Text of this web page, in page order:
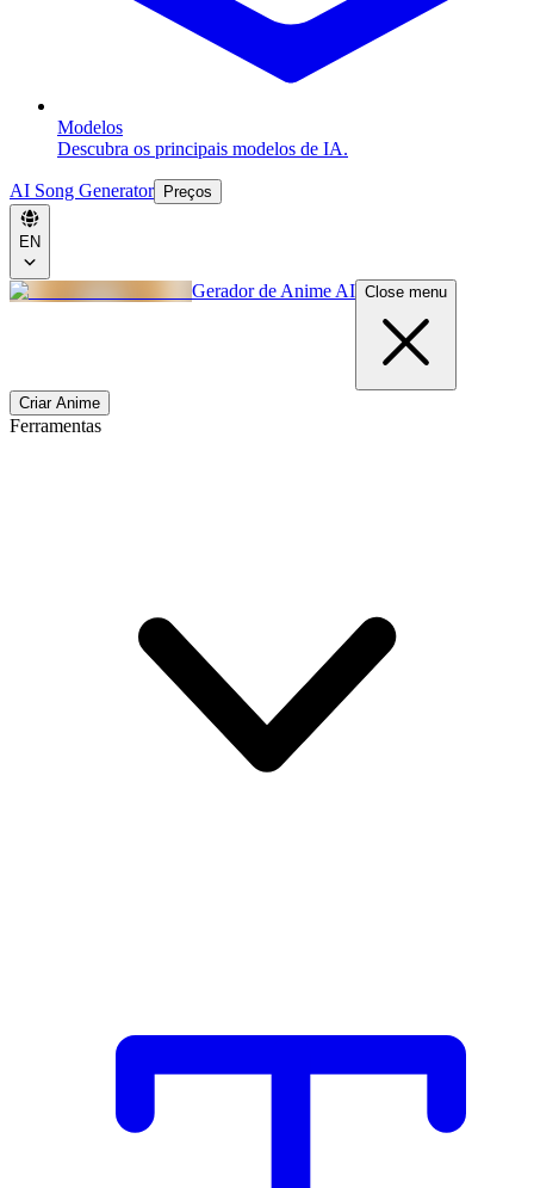
Modelos
Descubra os principais modelos de IA.
AI Song Generator Preços
EN
Gerador de Anime AI Close menu
Criar Anime
Ferramentas